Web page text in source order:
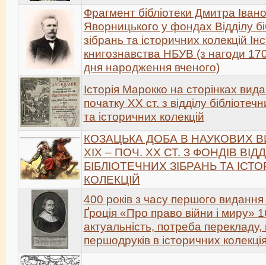
Фрагмент бібліотеки Дмитра
Яворницького у фондах Відділу
зібрань та історичних колекцій
книгознавства НБУВ (з нагоди
дня народження вченого)
Історія Марокко на сторінках
початку ХХ ст. з відділу
та історичних колекцій
КОЗАЦЬКА ДОБА В НАУКОВИХ
XIX – ПОЧ. XX СТ. З ФОНДІВ
БІБЛІОТЕЧНИХ ЗІБРАНЬ ТА
КОЛЕКЦІЙ
400 років з часу першого видання
Ґроція «Про право війни і миру»
актуальність, потреба перекладу,
першодруків в історичних